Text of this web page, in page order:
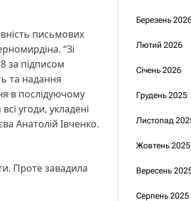
письмових
“Зі
за підписом
та надання
в послідуючому
угоди, укладені
Анатолій Івченко.
Проте завадила
Березень
Лютий 2026
Січень 2026
Грудень 2025
Листопад
Жовтень 2025
Вересень
Серпень 2025